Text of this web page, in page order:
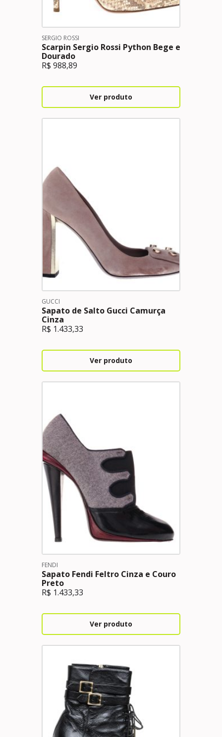
SERGIO ROSSI
Scarpin Sergio Rossi Python Bege e
Dourado
R$ 988,89
Ver produto
GUCCI
Sapato de Salto Gucci Camurça
Cinza
R$ 1.433,33
Ver produto
FENDI
Sapato Fendi Feltro Cinza e Couro
Preto
R$ 1.433,33
Ver produto